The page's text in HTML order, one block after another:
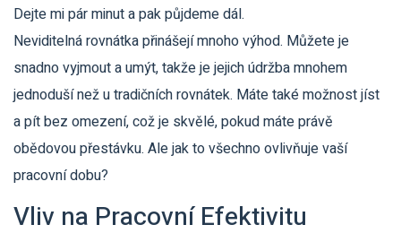
Dejte mi pár minut a pak půjdeme dál.
Neviditelná rovnátka přinášejí mnoho výhod. Můžete je
snadno vyjmout a umýt, takže je jejich údržba mnohem
jednoduší než u tradičních rovnátek. Máte také možnost jíst
a pít bez omezení, což je skvělé, pokud máte právě
obědovou přestávku. Ale jak to všechno ovlivňuje vaší
pracovní dobu?
Vliv na Pracovní Efektivitu